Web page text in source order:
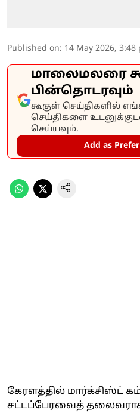
Published on: 14 May 2026, 3:48
மாலைமலரை
பின்தொடரவும்
கூகுள் செய்திகளில்
செய்திகளை
செய்யவும்.
Add as
கேரளத்தில் மார்க்சிஸ்ட்
சட்டப்பேரவைத்